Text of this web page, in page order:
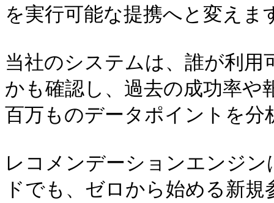
を実行可能な提携へと変えま
当社のシステムは、誰が利
かも確認し、過去の成功率や
百万ものデータポイントを
レコメンデーションエンジ
ドでも、ゼロから始める新